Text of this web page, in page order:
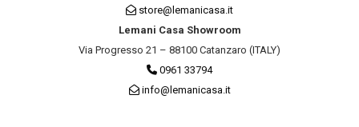
store@lemanicasa.it
Lemani Casa Showroom
Via Progresso 21 – 88100 Catanzaro (ITALY)
0961 33794
info@lemanicasa.it